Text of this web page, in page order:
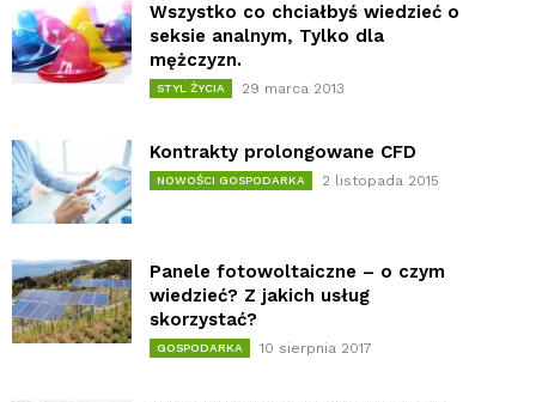
Wszystko co chciałbyś wiedzieć o
seksie analnym, Tylko dla
mężczyzn.
STYL ŻYCIA 29 marca 2013
Kontrakty prolongowane CFD
NOWOŚCI GOSPODARKA 2 listopada 2015
Panele fotowoltaiczne – o czym
wiedzieć? Z jakich usług
skorzystać?
GOSPODARKA 10 sierpnia 2017